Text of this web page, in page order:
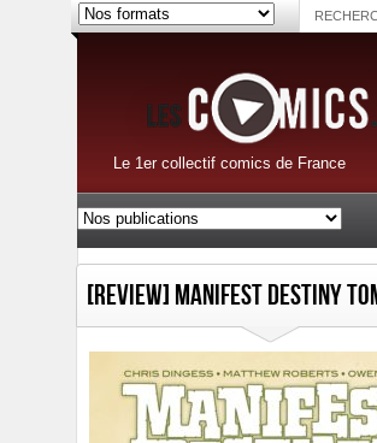
Le 1er collectif comics de France
[Review] Manifest Destiny